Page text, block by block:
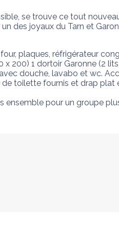
se trouve ce tout
des joyaux du Tarn et
plaques, réfrigérateur
200) 1 dortoir Garonne (2
douche, lavabo et wc.
toilette fournis et drap plat
ensemble pour un groupe